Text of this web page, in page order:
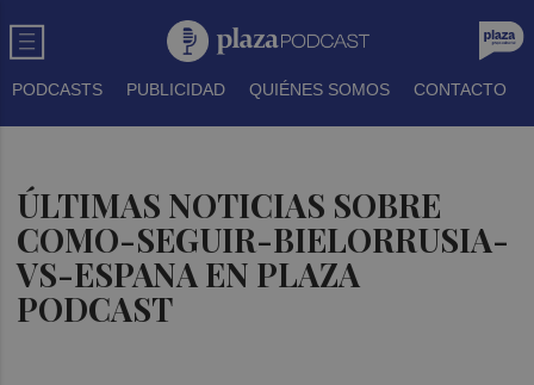
PODCASTS PUBLICIDAD QUIÉNES SOMOS CONTACTO
ÚLTIMAS NOTICIAS SOBRE
COMO-SEGUIR-BIELORRUSIA-
VS-ESPANA EN PLAZA
PODCAST